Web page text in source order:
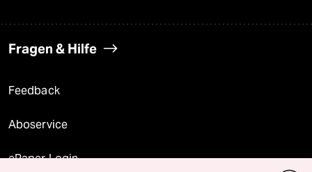
Fragen & Hilfe
Feedback
Aboservice
ePaper Login